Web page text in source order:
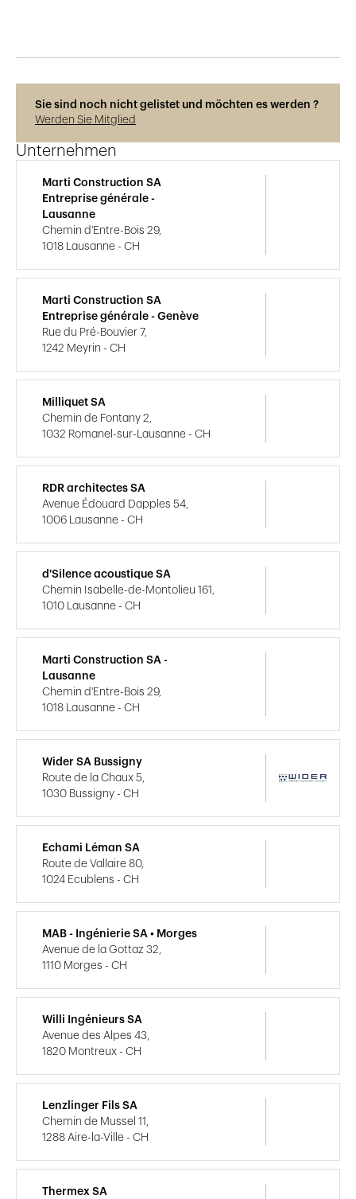
Sie sind noch nicht gelistet und möchten es werden ?
Werden Sie Mitglied
Unternehmen
Marti Construction SA
Entreprise générale -
Lausanne
Chemin d'Entre-Bois 29,
1018 Lausanne - CH
Marti Construction SA
Entreprise générale - Genève
Rue du Pré-Bouvier 7,
1242 Meyrin - CH
Milliquet SA
Chemin de Fontany 2,
1032 Romanel-sur-Lausanne - CH
RDR architectes SA
Avenue Édouard Dapples 54,
1006 Lausanne - CH
d'Silence acoustique SA
Chemin Isabelle-de-Montolieu 161,
1010 Lausanne - CH
Marti Construction SA -
Lausanne
Chemin d'Entre-Bois 29,
1018 Lausanne - CH
Wider SA Bussigny
Route de la Chaux 5,
1030 Bussigny - CH
Echami Léman SA
Route de Vallaire 80,
1024 Ecublens - CH
MAB - Ingénierie SA • Morges
Avenue de la Gottaz 32,
1110 Morges - CH
Willi Ingénieurs SA
Avenue des Alpes 43,
1820 Montreux - CH
Lenzlinger Fils SA
Chemin de Mussel 11,
1288 Aire-la-Ville - CH
Thermex SA